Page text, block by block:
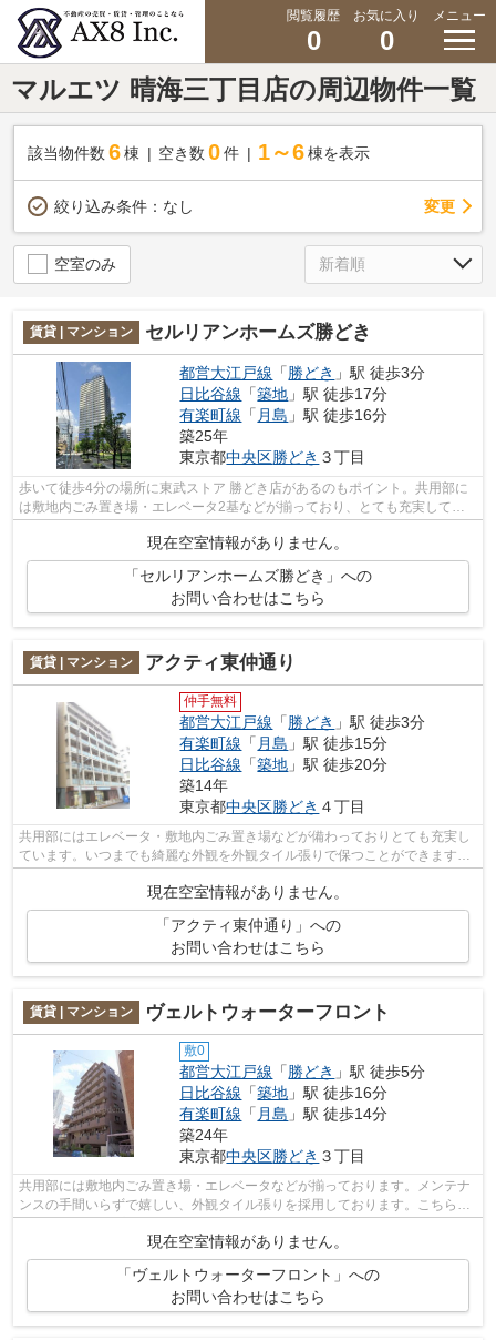
閲覧履歴
0
お気に入り
0
メニュー
マルエツ 晴海三丁目店の周辺物件一覧
該当物件数 6棟 空き数 0 件 1～6 棟を表示
絞り込み条件： なし 変更
空室のみ
賃貸 | マンション セルリアンホームズ勝どき
都営大江戸線 「 勝どき 」駅 徒歩3分
日比谷線 「築地 」駅 徒歩17分
有楽町線 「 月島 」駅 徒歩16分
築25年
東京都中央区勝どき ３丁目
歩いて徒歩4分の場所に東武ストア 勝どき店があるのもポイント。共用部に
は敷地内ごみ置き場・エレベータ2基などが揃っており、とても充実してい
ます。防犯対策もバッチリなマンション...
現在空室情報がありません。
「セルリアンホームズ勝どき」への
お問い合わせはこちら
賃貸 | マンション アクティ東仲通り
仲手無料
都営大江戸線 「 勝どき 」駅 徒歩3分
有楽町線 「 月島 」駅 徒歩15分
日比谷線 「築地 」駅 徒歩20分
築14年
東京都中央区勝どき ４丁目
共用部にはエレベータ・敷地内ごみ置き場などが備わっておりとても充実し
ています。いつまでも綺麗な外観を外観タイル張りで保つことができます。
現在空室情報がありません。
「アクティ東仲通り」への
お問い合わせはこちら
賃貸 | マンション ヴェルトウォーターフロント
敷0
都営大江戸線 「 勝どき 」駅 徒歩5分
日比谷線 「築地 」駅 徒歩16分
有楽町線 「 月島 」駅 徒歩14分
築24年
東京都中央区勝どき ３丁目
共用部には敷地内ごみ置き場・エレベータなどが揃っております。メンテナ
ンスの手間いらずで嬉しい、外観タイル張りを採用しております。こちらは
マンションタイプになります。マンシ...
現在空室情報がありません。
「ヴェルトウォーターフロント」への
お問い合わせはこちら